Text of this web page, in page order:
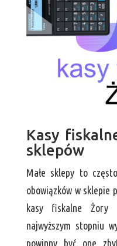
Kasy
sklepów
Małe sklepy to
obowiązków w sklepie
kasy fiskalne Żory
najwyższym stopniu
powinny być one